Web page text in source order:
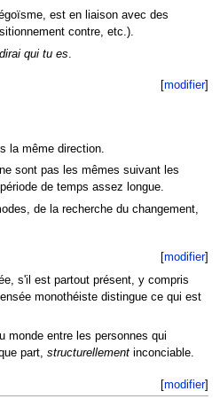
est en liaison avec des
contre, etc.).
qui tu es.
[modifier]
la même direction.
sont pas les mêmes suivant les
de temps assez longue.
de la recherche du changement,
[modifier]
s'il est partout présent, y compris
monothéiste distingue ce qui est
monde entre les personnes qui
part, structurellementinconciable.
[modifier]